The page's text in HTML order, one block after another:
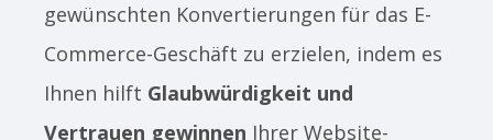
gewünschten Konvertierungen für das E-
Commerce-Geschäft zu erzielen, indem es
Ihnen hilft Glaubwürdigkeit und
Vertrauen gewinnen Ihrer Website-